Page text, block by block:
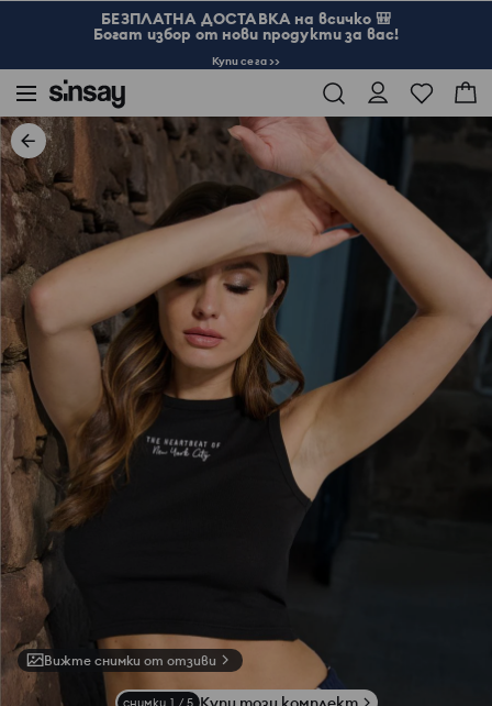
БЕЗПЛАТНА ДОСТАВКА на всичко 🎒
Богат избор от нови продукти за вас!
Купи сега >>
Вижте снимки от отзиви
снимки 1 / 5